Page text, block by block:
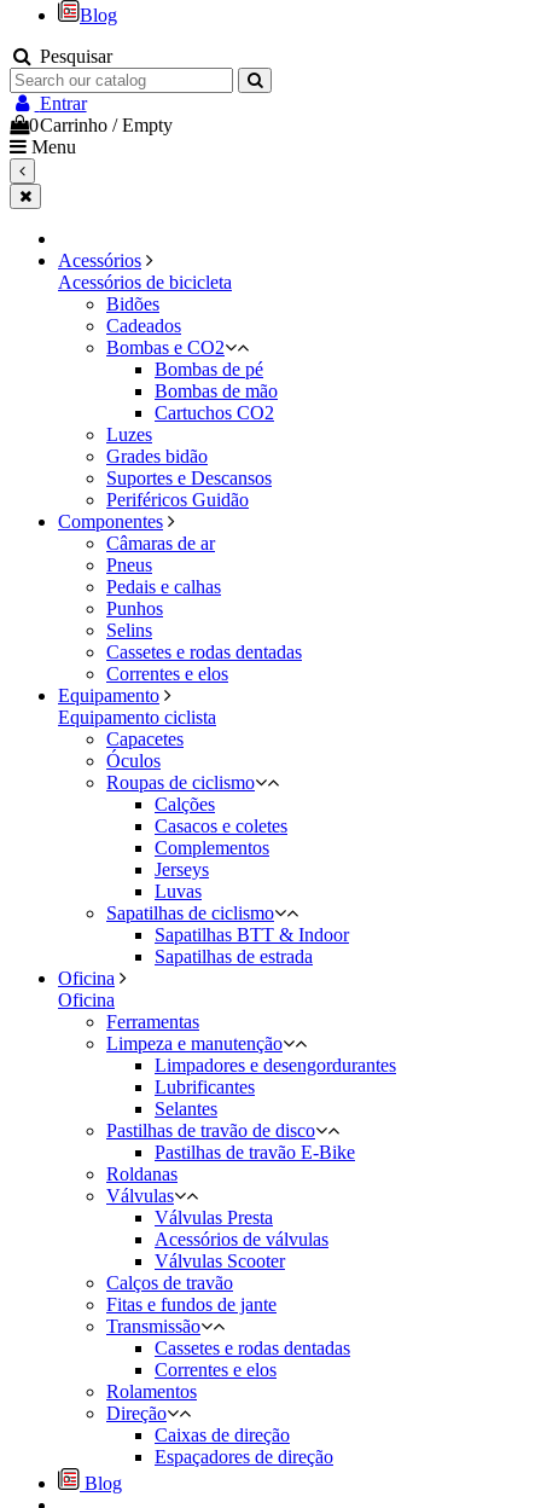
Blog
Pesquisar
Entrar
0Carrinho /Empty
Menu
Acessórios
Acessórios de bicicleta
Bidões
Cadeados
Bombas e CO2
Bombas de pé
Bombas de mão
Cartuchos CO2
Luzes
Grades bidão
Suportes e Descansos
Periféricos Guidão
Componentes
Câmaras de ar
Pneus
Pedais e calhas
Punhos
Selins
Cassetes e rodas dentadas
Correntes e elos
Equipamento
Equipamento ciclista
Capacetes
Óculos
Roupas de ciclismo
Calções
Casacos e coletes
Complementos
Jerseys
Luvas
Sapatilhas de ciclismo
Sapatilhas BTT & Indoor
Sapatilhas de estrada
Oficina
Oficina
Ferramentas
Limpeza e manutenção
Limpadores e desengordurantes
Lubrificantes
Selantes
Pastilhas de travão de disco
Pastilhas de travão E-Bike
Roldanas
Válvulas
Válvulas Presta
Acessórios de válvulas
Válvulas Scooter
Calços de travão
Fitas e fundos de jante
Transmissão
Cassetes e rodas dentadas
Correntes e elos
Rolamentos
Direção
Caixas de direção
Espaçadores de direção
Blog